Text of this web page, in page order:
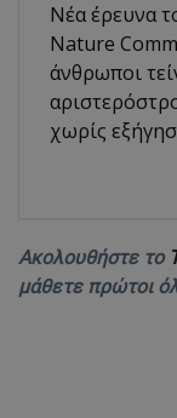
Νέα έρευνα
Nature
άνθρωποι
χωρίς
Ακολουθήστε το
μάθετε πρώτοι